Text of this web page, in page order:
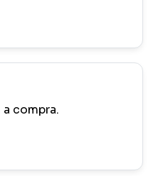
compra.